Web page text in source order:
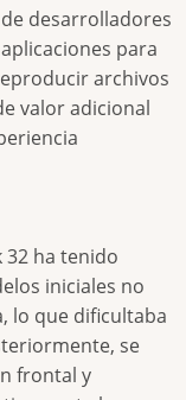
desarrolladores
para
archivos
valor adicional
32 ha tenido
iniciales no
lo que dificultaba
se
frontal y